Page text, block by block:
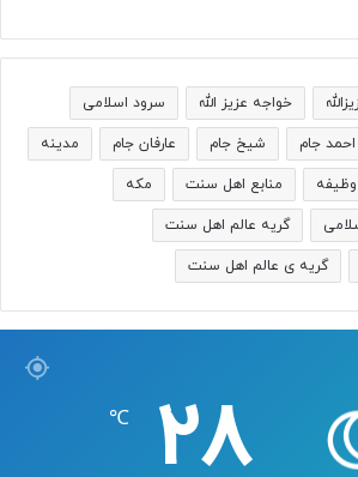
خواجه عزیز الله سرود اسلامی
جام شیخ جام عارفان جام مدینه
منابع اهل سنت مکه
گریه عالم اهل سنت
گریه ی عالم اهل سنت
28
℃